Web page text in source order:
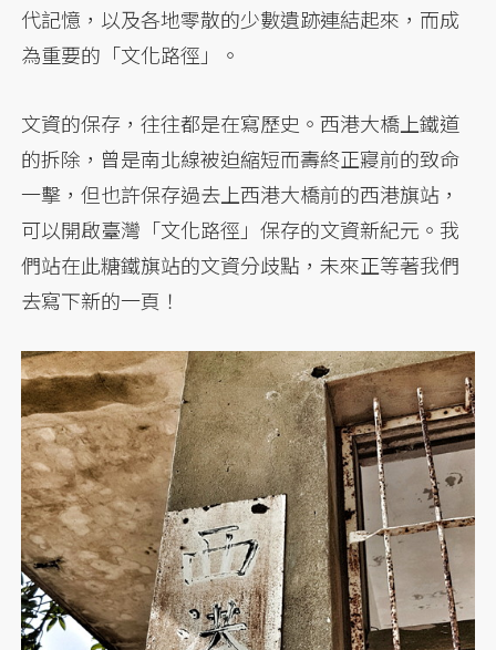
代記憶，以及各地零散的少數遺跡連結起來，而成
為重要的「文化路徑」。
文資的保存，往往都是在寫歷史。西港大橋上鐵道
的拆除，曾是南北線被迫縮短而壽終正寢前的致命
一擊，但也許保存過去上西港大橋前的西港旗站，
可以開啟臺灣「文化路徑」保存的文資新紀元。我
們站在此糖鐵旗站的文資分歧點，未來正等著我們
去寫下新的一頁！